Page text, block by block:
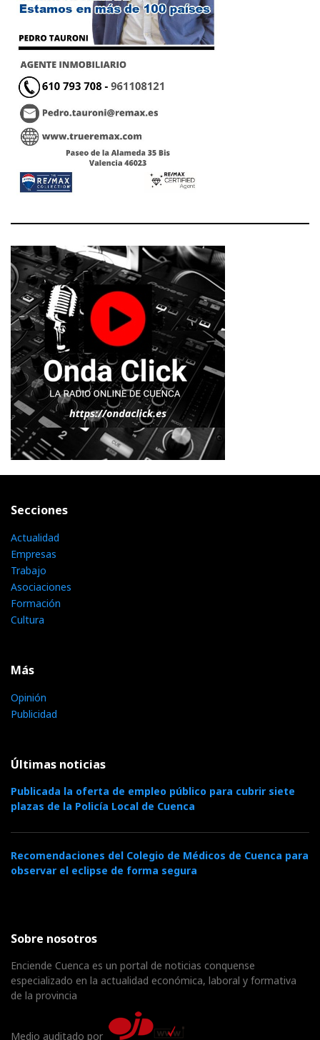
Secciones
Actualidad
Empresas
Trabajo
Asociaciones
Formación
Cultura
Más
Opinión
Publicidad
Últimas noticias
Publicada la oferta de empleo público para cubrir siete
plazas de la Policía Local de Cuenca
Recomendaciones del Colegio de Médicos de Cuenca para
observar el eclipse de forma segura
Sobre nosotros
Enciende Cuenca es un portal de noticias conquense
especializado en la actualidad económica, laboral y formativa
de la provincia
Medio auditado por